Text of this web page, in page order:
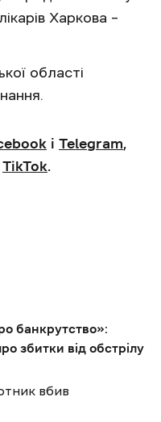
Харкова –
області
і Telegram,
TikTok.
банкрутство»:
збитки від обстрілу
вбив